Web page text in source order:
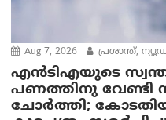
Aug 7, 2026 പ്രശാന്ത്,
എൻ‌ടി‌എയുടെ
പണത്തിനു വേണ്ടി
ചോർത്തി;